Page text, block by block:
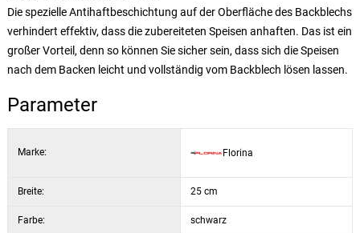
Die spezielle Antihaftbeschichtung auf der Oberfläche des Backblechs
verhindert effektiv, dass die zubereiteten Speisen anhaften. Das ist ein
großer Vorteil, denn so können Sie sicher sein, dass sich die Speisen
nach dem Backen leicht und vollständig vom Backblech lösen lassen.
Parameter
Marke: Florina
Breite: 25 cm
Farbe: schwarz